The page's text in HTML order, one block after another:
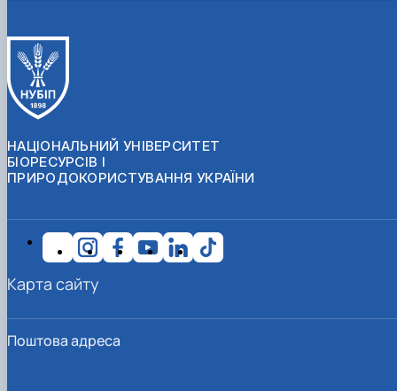
НАЦІОНАЛЬНИЙ УНІВЕРСИТЕТ
БІОРЕСУРСІВ І
ПРИРОДОКОРИСТУВАННЯ УКРАЇНИ
Поштова адреса
Карта сайту